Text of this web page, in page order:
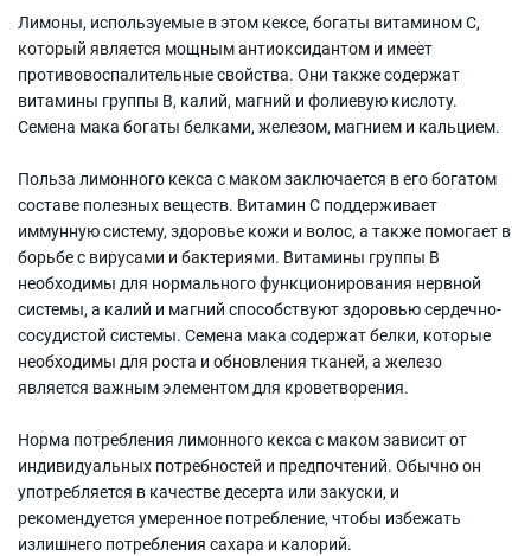
Лимоны, используемые в этом кексе, богаты витамином C,
который является мощным антиоксидантом и имеет
противовоспалительные свойства. Они также содержат
витамины группы B, калий, магний и фолиевую кислоту.
Семена мака богаты белками, железом, магнием и кальцием.
Польза лимонного кекса с маком заключается в его богатом
составе полезных веществ. Витамин С поддерживает
иммунную систему, здоровье кожи и волос, а также помогает в
борьбе с вирусами и бактериями. Витамины группы B
необходимы для нормального функционирования нервной
системы, а калий и магний способствуют здоровью сердечно-
сосудистой системы. Семена мака содержат белки, которые
необходимы для роста и обновления тканей, а железо
является важным элементом для кроветворения.
Норма потребления лимонного кекса с маком зависит от
индивидуальных потребностей и предпочтений. Обычно он
употребляется в качестве десерта или закуски, и
рекомендуется умеренное потребление, чтобы избежать
излишнего потребления сахара и калорий.